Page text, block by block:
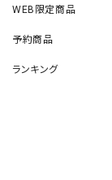
WEB限定商品
予約商品
ランキング